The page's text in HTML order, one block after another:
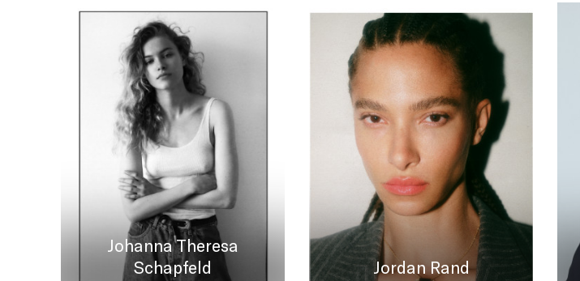
Johanna Theresa
Schapfeld
Jordan Rand